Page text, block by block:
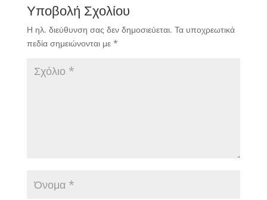
Υποβολή Σχολίου
Η ηλ. διεύθυνση σας δεν δημοσιεύεται. Τα υποχρεωτικά
πεδία σημειώνονται με *